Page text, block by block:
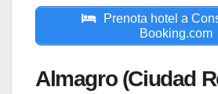
Prenota hotel a
Booking.com
Almagro (Ciudad